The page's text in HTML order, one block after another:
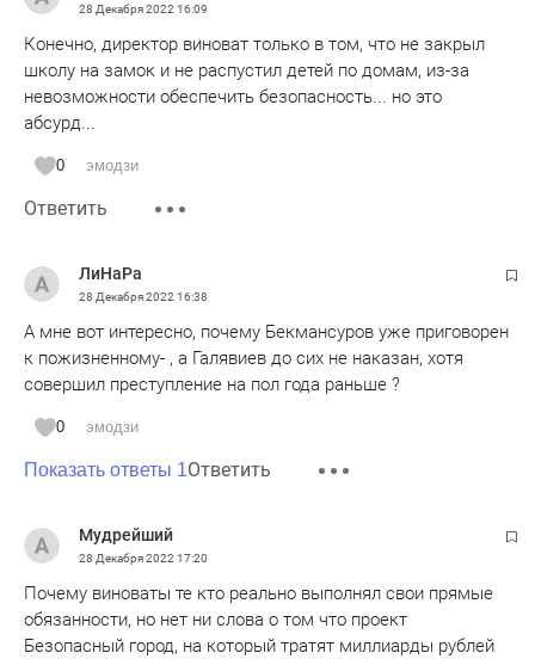
28 Декабря 2022 16:09
Конечно, директор виноват только в том, что не закрыл
школу на замок и не распустил детей по домам, из-за
невозможности обеспечить безопасность... но это
абсурд...
0 эмодзи
Ответить
ЛиНаРа
28 Декабря 2022 16:38
А мне вот интересно, почему Бекмансуров уже приговорен
к пожизненному- , а Галявиев до сих не наказан, хотя
совершил преступление на пол года раньше ?
0 эмодзи
Показать ответы 1Ответить
Мудрейший
28 Декабря 2022 17:20
Почему виноваты те кто реально выполнял свои прямые
обязанности, но нет ни слова о том что проект
Безопасный город, на который тратят миллиарды рублей